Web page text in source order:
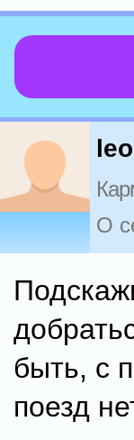
О
быть, с
поезд